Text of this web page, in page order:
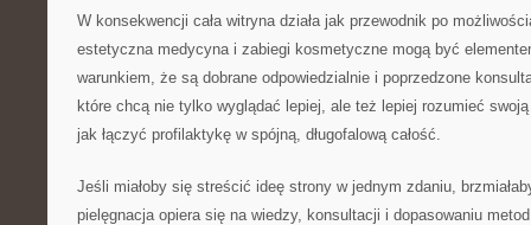
W konsekwencji cała witryna działa jak przewodnik po
estetyczna medycyna i zabiegi kosmetyczne mogą być
warunkiem, że są dobrane odpowiedzialnie i poprzedzone
które chcą nie tylko wyglądać lepiej, ale też lepiej rozumieć
jak łączyć profilaktykę w spójną, długofalową całość.
Jeśli miałoby się streścić ideę strony w jednym zdaniu,
pielęgnacja opiera się na wiedzy, konsultacji i dopasowaniu